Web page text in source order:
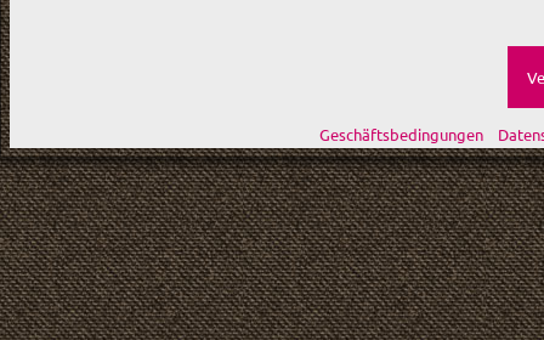
Geschäftsbedingungen